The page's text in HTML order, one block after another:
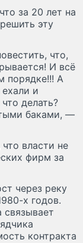
за 20 лет на
эту
что,
И всё
порядке!!! А
и
делать?
баками, —
власти не
фирм за
через реку
х годов.
контракта